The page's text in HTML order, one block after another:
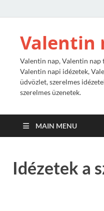
Valentin
Valentin nap, Valentin
Valentin napi idézetek,
üdvözlet, szerelmes
szerelmes üzenetek.
MAIN MENU
Idézetek a